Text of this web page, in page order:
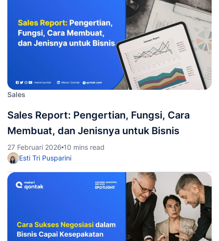
Sales
Sales Report: Pengertian, Fungsi, Cara
Membuat, dan Jenisnya untuk Bisnis
27 Februari 2026 10 mins read
Esti Tri Pusparini